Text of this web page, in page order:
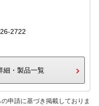
2722
細・製品一覧
申請に基づき掲載しておりま